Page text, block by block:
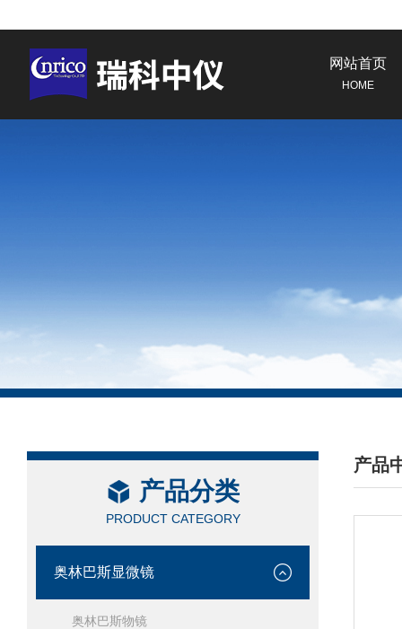
网站首页
HOME
产品分类
PRODUCT CATEGORY
奥林巴斯显微镜
奥林巴斯物镜
产品
/